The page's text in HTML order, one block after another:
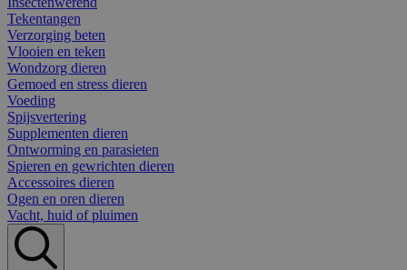
Tekentangen
Verzorging beten
Vlooien en teken
Wondzorg dieren
Gemoed en stress dieren
Voeding
Spijsvertering
Supplementen dieren
Ontworming en parasieten
Spieren en gewrichten dieren
Accessoires dieren
Ogen en oren dieren
Vacht, huid of pluimen